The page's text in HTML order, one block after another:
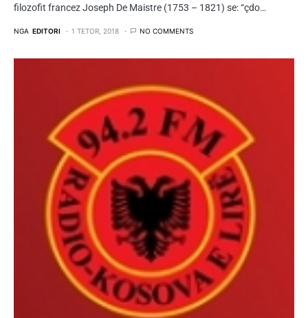
filozofit francez Joseph De Maistre (1753 – 1821) se: “çdo…
NGA EDITORI 1 TETOR, 2018 NO COMMENTS